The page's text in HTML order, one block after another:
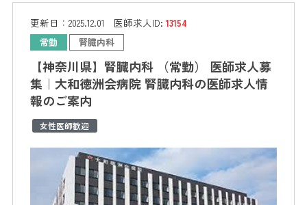
更新日： 2025.12.01 医師求人ID:13154
常勤 腎臓内科
【神奈川県】腎臓内科 （常勤） 医師求人募
集｜大和徳洲会病院 腎臓内科の医師求人情
報のご案内
女性医師歓迎